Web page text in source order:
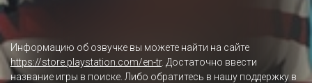
Информацию об озвучке вы можете найти на сайте
https://store.playstation.com/en-tr. Достаточно ввести
название игры в поиске. Либо обратитесь в нашу поддержку в